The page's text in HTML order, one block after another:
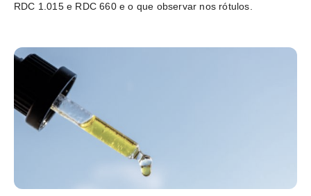
RDC 1.015 e RDC 660 e o que observar nos rótulos.